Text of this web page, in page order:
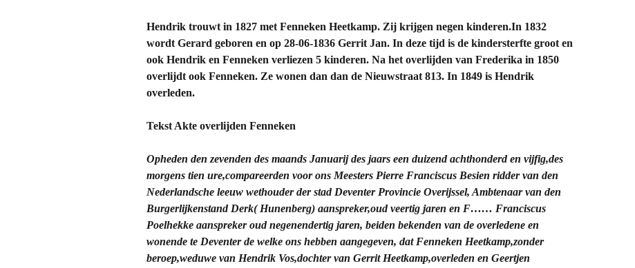
Hendrik trouwt in 1827 met Fenneken Heetkamp. Zij krijgen negen kinderen.In 1832
wordt Gerard geboren en op 28-06-1836 Gerrit Jan. In deze tijd is de kindersterfte groot en
ook Hendrik en Fenneken verliezen 5 kinderen. Na het overlijden van Frederika in 1850
overlijdt ook Fenneken. Ze wonen dan dan de Nieuwstraat 813. In 1849 is Hendrik
overleden.
Tekst Akte overlijden Fenneken
Opheden den zevenden des maands Januarij des jaars een duizend achthonderd en vijfig,des
morgens tien ure,compareerden voor ons Meesters Pierre Franciscus Besien ridder van den
Nederlandsche leeuw wethouder der stad Deventer Provincie Overijssel, Ambtenaar van den
Burgerlijkenstand Derk( Hunenberg) aanspreker,oud veertig jaren en F…… Franciscus
Poelhekke aanspreker oud negenendertig jaren, beiden bekenden van de overledene en
wonende te Deventer de welke ons hebben aangegeven, dat Fenneken Heetkamp,zonder
beroep,weduwe van Hendrik Vos,dochter van Gerrit Heetkamp,overleden en Geertjen